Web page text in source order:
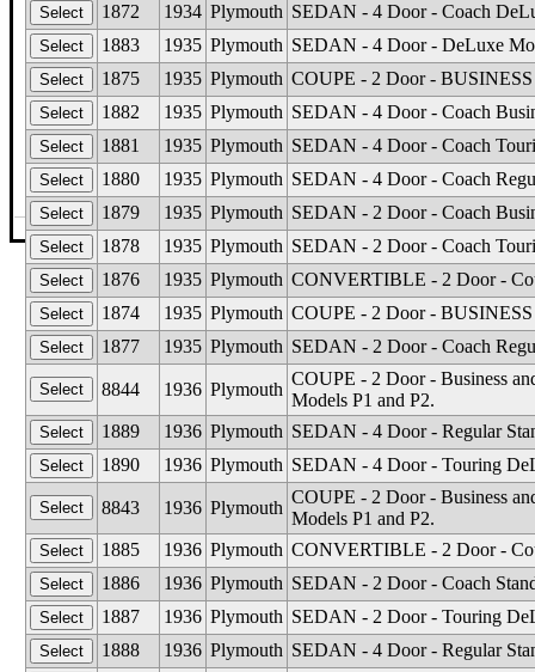
1872
1934 Plymouth SEDAN - 4 Door - Coach
1883
1935 Plymouth SEDAN - 4 Door - DeLuxe
1875
1935 Plymouth COUPE - 2 Door - BUSINESS
1882
1935 Plymouth SEDAN - 4 Door - Coach
1881
1935 Plymouth SEDAN - 4 Door - Coach
1880
1935 Plymouth SEDAN - 4 Door - Coach
1879
1935 Plymouth SEDAN - 2 Door - Coach
1878
1935 Plymouth SEDAN - 2 Door - Coach
1876
1935 Plymouth CONVERTIBLE - 2 Door -
1874
1935 Plymouth COUPE - 2 Door - BUSINESS
1877
1935 Plymouth SEDAN - 2 Door - Coach
8844 1936 Plymouth
COUPE - 2 Door - Business
Models P1 and P2.
1889
1936 Plymouth SEDAN - 4 Door - Regular
1890
1936 Plymouth SEDAN - 4 Door - Touring
8843 1936 Plymouth
COUPE - 2 Door - Business
Models P1 and P2.
1885
1936 Plymouth CONVERTIBLE - 2 Door -
1886
1936 Plymouth SEDAN - 2 Door - Coach
1887
1936 Plymouth SEDAN - 2 Door - Touring
1888
1936 Plymouth SEDAN - 4 Door - Regular
©The Glass Man·4512 Missouri Flat Rd·